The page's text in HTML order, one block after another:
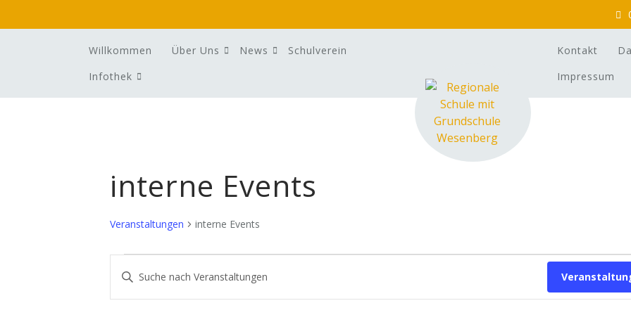
Willkommen Über Uns News
Schulverein
Infothek
Kontakt
Impressum
interne Events
Veranstaltungen interne Events
für
Juni
Veranstaltungen
Suche
Bitte